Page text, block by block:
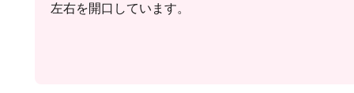
左右を開口しています。